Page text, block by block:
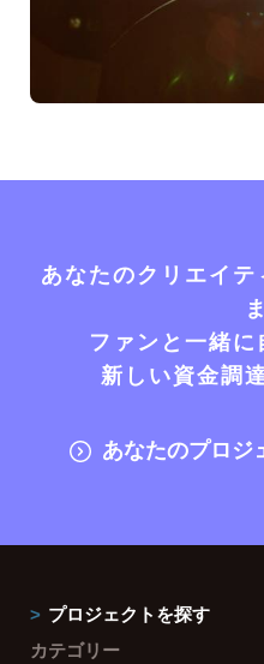
あなたのクリエイ
ファンと一緒
新しい資金調
あなたのプロジ
プロジェクトを探す
カテゴリー